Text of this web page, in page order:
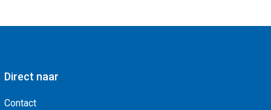
Direct naar
Contact